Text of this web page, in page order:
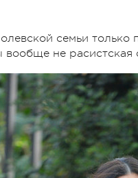
семьи
вообще не расистская